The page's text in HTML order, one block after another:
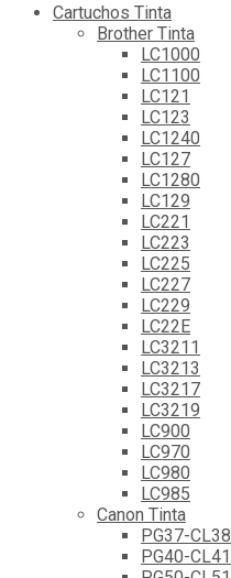
Cartuchos Tinta
Brother Tinta
LC1000
LC1100
LC121
LC123
LC1240
LC127
LC1280
LC129
LC221
LC223
LC225
LC227
LC229
LC22E
LC3211
LC3213
LC3217
LC3219
LC900
LC970
LC980
LC985
Canon Tinta
PG37-CL38
PG40-CL41